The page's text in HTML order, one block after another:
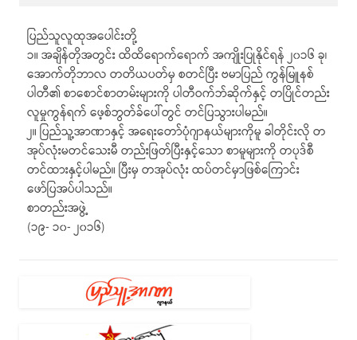
ပြည်သူလူထုအပေါင်းတို့
၁။ အချိန်တိုအတွင်း ထိထိရောက်ရောက် အကျိုးပြုနိုင်ရန် ၂၀၁၆ ခု၊
အောက်တိုဘာလ တတိယပတ်မှ စတင်ပြီး ဗမာပြည် ကွန်မြူနစ်
ပါတီ၏ စာစောင်စာတမ်းများကို ပါတီဝက်ဘ်ဆိုက်နှင့် တပြိုင်တည်း
လူမှုကွန်ရက် ဖေ့စ်ဘွတ်ခ်ပေါ်တွင် တင်ပြသွားပါမည်။
၂။ ပြည်သူ့အာဏာနှင့် အရေးတော်ပုံဂျာနယ်များကိုမူ ခါတိုင်းလို တ
အုပ်လုံးမတင်သေးမီ တည်းဖြတ်ပြီးနှင့်သော စာမူများကို တပုဒ်စီ
တင်ထားနှင့်ပါမည်။ ပြီးမှ တအုပ်လုံး ထပ်တင်မှာဖြစ်ကြောင်း
ဖော်ပြအပ်ပါသည်။
စာတည်းအဖွဲ့
(၁၉- ၁၀- ၂၀၁၆)